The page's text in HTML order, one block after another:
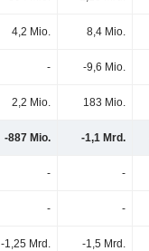
4,2 Mio. 8,4 Mio.
- -9,6 Mio.
2,2 Mio. 183 Mio.
-887 Mio. -1,1 Mrd.
- -
- -
-1,25 Mrd. -1,5 Mrd.